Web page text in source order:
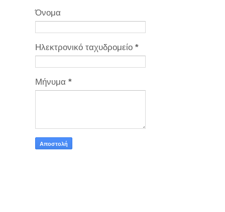
Όνομα
Ηλεκτρονικό ταχυδρομείο *
Μήνυμα *